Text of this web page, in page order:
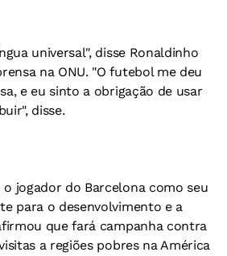
universal", disse Ronaldinho
na ONU. "O futebol me deu
e eu sinto a obrigação de usar
disse.
jogador do Barcelona como seu
para o desenvolvimento e a
que fará campanha contra
a regiões pobres na América